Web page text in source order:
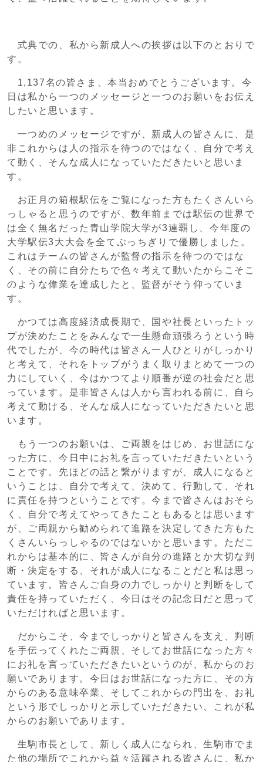
式典での、私から新成人への挨拶は以下のとおりで
す。
1,137名の皆さま、本当おめでとうございます。今
日は私から一つのメッセージと一つのお願いをお伝え
したいと思います。
一つめのメッセージですが、新成人の皆さんに、是
非これからは人の指示を待つのではなく、自分で考え
て動く、そんな成人になっていただきたいと思いま
す。
お正月の箱根駅伝をご覧になった方もたくさんいら
っしゃると思うのですが、数年前までは駅伝の世界で
は全く無名だった青山学院大学が3連覇し、今年度の
大学駅伝3大大会を全てぶっちぎりで優勝しました。
これはチームの皆さんが監督の指示を待つのではな
く、その前に自分たちで色々考えて動いたからこそこ
のような偉業を達成したと、監督がそう仰っていま
す。
かつては高度経済成長期で、国や社長といったトッ
プが決めたことをみんなで一生懸命頑張ろうという時
代でしたが、今の時代は皆さん一人ひとりがしっかり
と考えて、それをトップがうまく取りまとめて一つの
力にしていく、今はかつてより順番が逆の社会だと思
っています。是非皆さんは人から言われる前に、自ら
考えて動ける、そんな成人になっていただきたいと思
います。
もう一つのお願いは、ご両親をはじめ、お世話にな
った方に、今日中にお礼を言っていただきたいという
ことです。先ほどの話と繋がりますが、成人になると
いうことは、自分で考えて、決めて、行動して、それ
に責任を持つということです。今まで皆さんはおそら
く、自分で考えてやってきたこともあるとは思います
が、ご両親から勧められて進路を決定してきた方もた
くさんいらっしゃるのではないかと思います。ただこ
れからは基本的に、皆さんが自分の進路とか大切な判
断・決定をする、それが成人になることだと私は思っ
ています。皆さんご自身の力でしっかりと判断をして
責任を持っていただく、今日はその記念日だと思って
いただければと思います。
だからこそ、今までしっかりと皆さんを支え、判断
を手伝ってくれたご両親、そしてお世話になった方々
にお礼を言っていただきたいというのが、私からのお
願いであります。今日はお世話になった方に、その方
からのある意味卒業、そしてこれからの門出を、お礼
という形でしっかりと示していただきたい、これが私
からのお願いであります。
生駒市長として、新しく成人になられ、生駒市でま
た他の場所でこれから益々活躍される皆さんに、私か